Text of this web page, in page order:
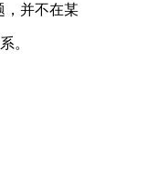
，并不在某
。